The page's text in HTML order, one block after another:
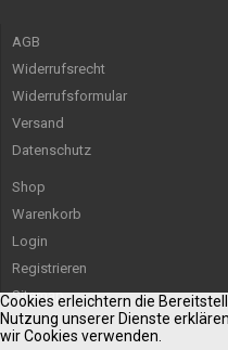
AGB
Widerrufsrecht
Widerrufsformular
Versand
Datenschutz
Shop
Warenkorb
Login
Registrieren
Sitemap
Cookies erleichtern die
Nutzung unserer Dienste
wir Cookies verwenden.